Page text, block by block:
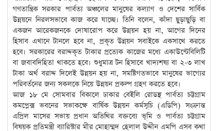
গণতান্ত্রিক সরকার পার্বত্য অঞ্চলের মানুষের কল্যাণ ও দেশের সার্বিক
উন্নয়নে নিরলসভাবে কাজ করে যাচ্ছে। তিনি বলেন, কাঁদা ছুড়াছুড়ি বা
একজন আরেকজনকে দোষারোপ করে উন্নয়ন হয় না, আগের দিনের
হিসাব এখানে টানলে হবে না, প্রকৃত উন্নয়ন সবাইকে একসাথে করতে
হবে। সরকারের বরাদ্দকৃত টাকার প্রত্যেক কাজের মধ্যে একাউন্টেবিলিটি
বা জবাবদিহিতা থাকতে হবে। শুধুমাত্র টন হিসাবে খাদ্যশষ্য বা ২-৩ লাখ
টাকা অর্থ বরাদ্দ দিলেই উন্নয়ন হয় না, সমষ্টিগতভাবে মানুষের ভাগ্যের
পরিবর্তনের জন্য সকলকে নিয়ে উন্নয়ন প্রকল্প গ্রহণ করতে হবে।
আজ ১৮ মে সোমবার বিকালে ঢাকার বেইলি রোডস্থ পার্বত্য চট্টগ্রাম
কমপ্লেক্স ভবনের সভাকক্ষে বার্ষিক উন্নয়ন কর্মসূচি (এডিপি) সংক্রান্ত
এপ্রিল মাসের সভায় প্রধান অতিথির বক্তব্যে ভূমি ও পার্বত্য চট্টগ্রাম
বিষয়ক প্রতিমন্ত্রী ব্যারিস্টার মীর মোহাম্মদ হেলাল উদ্দীন এমপি এসব কথা